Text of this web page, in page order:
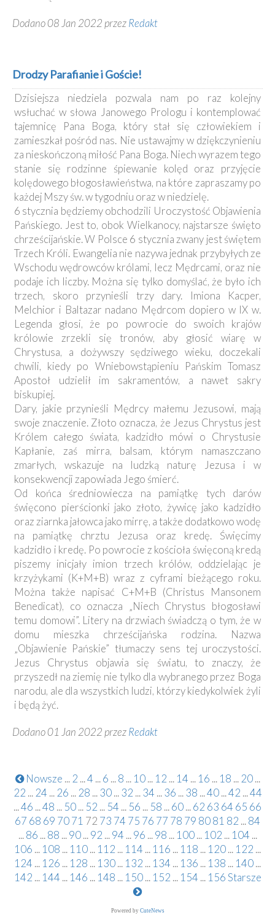
Dodano 08 Jan 2022 przezRedakt
Drodzy Parafianie i Goście!
Dzisiejsza niedziela pozwala nam po raz kolejny
wsłuchać w słowa Janowego Prologu i kontemplować
tajemnicę Pana Boga, który stał się człowiekiem i
zamieszkał pośród nas. Nie ustawajmy w dziękczynieniu
za nieskończoną miłość Pana Boga. Niech wyrazem tego
stanie się rodzinne śpiewanie kolęd oraz przyjęcie
kolędowego błogosławieństwa, na które zapraszamy po
każdej Mszy św. w tygodniu oraz w niedzielę.
6 stycznia będziemy obchodzili Uroczystość Objawienia
Pańskiego. Jest to, obok Wielkanocy, najstarsze święto
chrześcijańskie. W Polsce 6 stycznia zwany jest świętem
Trzech Króli. Ewangelia nie nazywa jednak przybyłych ze
Wschodu wędrowców królami, lecz Mędrcami, oraz nie
podaje ich liczby. Można się tylko domyślać, że było ich
trzech, skoro przynieśli trzy dary. Imiona Kacper,
Melchior i Baltazar nadano Mędrcom dopiero w IX w.
Legenda głosi, że po powrocie do swoich krajów
królowie zrzekli się tronów, aby głosić wiarę w
Chrystusa, a dożywszy sędziwego wieku, doczekali
chwili, kiedy po Wniebowstąpieniu Pańskim Tomasz
Apostoł udzielił im sakramentów, a nawet sakry
biskupiej.
Dary, jakie przynieśli Mędrcy małemu Jezusowi, mają
swoje znaczenie. Złoto oznacza, że Jezus Chrystus jest
Królem całego świata, kadzidło mówi o Chrystusie
Kapłanie, zaś mirra, balsam, którym namaszczano
zmarłych, wskazuje na ludzką naturę Jezusa i w
konsekwencji zapowiada Jego śmierć.
Od końca średniowiecza na pamiątkę tych darów
święcono pierścionki jako złoto, żywicę jako kadzidło
oraz ziarnka jałowca jako mirrę, a także dodatkowo wodę
na pamiątkę chrztu Jezusa oraz kredę. Święcimy
kadzidło i kredę. Po powrocie z kościoła święconą kredą
piszemy inicjały imion trzech królów, oddzielając je
krzyżykami (K+M+B) wraz z cyframi bieżącego roku.
Można także napisać C+M+B (Christus Mansonem
Benedicat), co oznacza „Niech Chrystus błogosławi
temu domowi”. Litery na drzwiach świadczą o tym, że w
domu mieszka chrześcijańska rodzina. Nazwa
„Objawienie Pańskie” tłumaczy sens tej uroczystości.
Jezus Chrystus objawia się światu, to znaczy, że
przyszedł na ziemię nie tylko dla wybranego przez Boga
narodu, ale dla wszystkich ludzi, którzy kiedykolwiek żyli
i będą żyć.
Dodano 01 Jan 2022 przezRedakt
Nowsze ... 2 ...4 ... 6 ... 8 ... 10 ... 12 ... 14 ... 16 ... 18 ... 20 ...
22 ... 24 ... 26 ... 28 ... 30 ... 32 ... 34 ... 36 ... 38 ...40 ...42 ...44
...46 ...48 ... 50... 52 ... 54 ... 56 ... 58 ...60...62 63 64 65 66
67 68 69 7071 72 73 74 75 76 77 78 79 8081 82 ...84
... 86 ... 88 ... 90 ... 92 ... 94 ... 96 ... 98 ... 100 ... 102 ... 104 ...
106 ... 108 ... 110... 112 ... 114 ... 116 ... 118 ... 120... 122 ...
124 ... 126 ... 128 ... 130... 132 ... 134 ... 136 ... 138 ... 140...
142 ... 144 ... 146 ... 148 ... 150 ... 152 ... 154 ... 156Starsze
Powered by CuteNews